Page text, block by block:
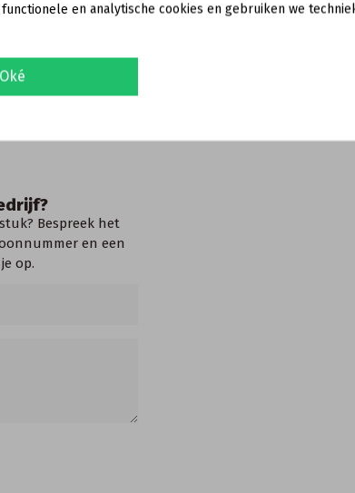
router achter provider modem)
5 verbonden zijn met elkaar. De overige units
Bespreek het
en een
op.
en analytische cookies en gebruiken we
Oké